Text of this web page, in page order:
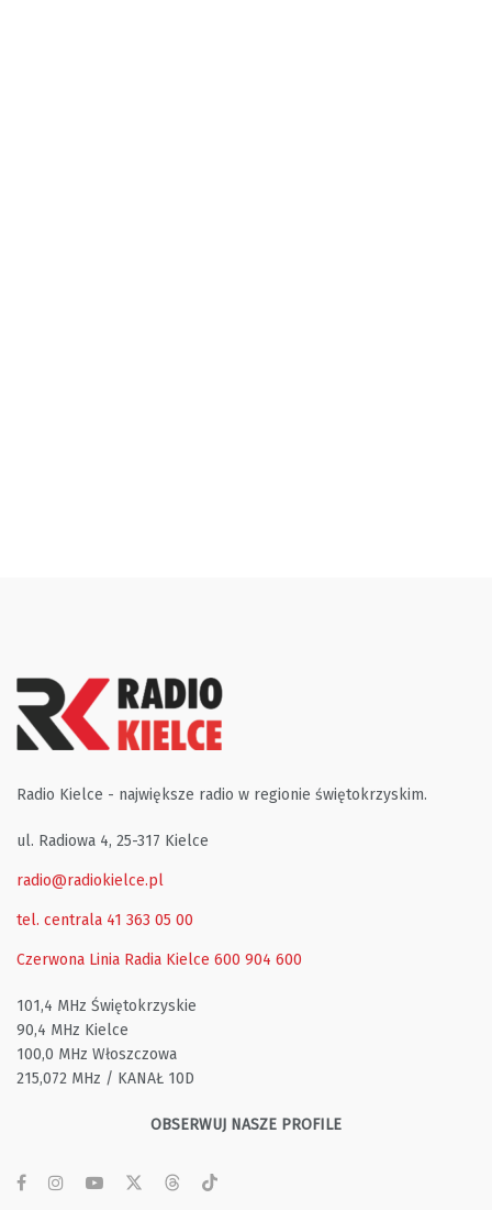
Radio Kielce - największe radio w regionie świętokrzyskim.
ul. Radiowa 4, 25-317 Kielce
radio@radiokielce.pl
tel. centrala 41 363 05 00
Czerwona Linia Radia Kielce 600 904 600
101,4 MHz Świętokrzyskie
90,4 MHz Kielce
100,0 MHz Włoszczowa
215,072 MHz / KANAŁ 10D
OBSERWUJ NASZE PROFILE